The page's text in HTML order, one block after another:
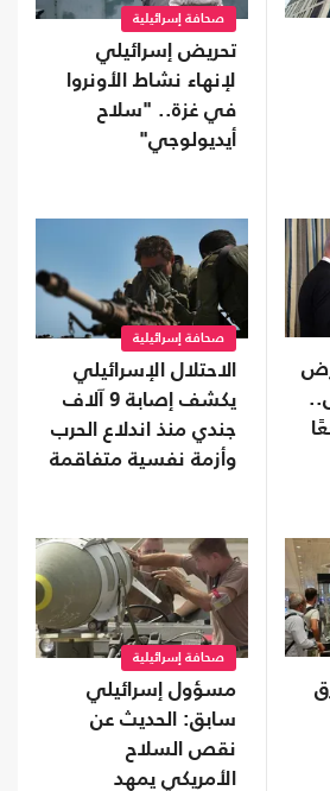
صحافة إسرائيلية
تحريض إسرائيلي
لإنهاء نشاط الأونروا
في غزة.. "سلاح
أيديولوجي"
صحافة إسرائيلية
الاحتلال الإسرائيلي
يكشف إصابة 9 آلاف
جندي منذ اندلاع الحرب
وأزمة نفسية متفاقمة
صحافة إسرائيلية
مسؤول إسرائيلي
سابق: الحديث عن
نقص السلاح
الأمريكي يمهد